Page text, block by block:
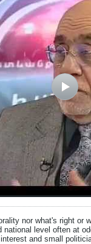
nor what's right or
national level often at
and small